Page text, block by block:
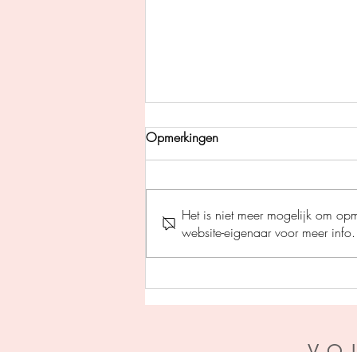
Aftermyth 1 - De doos van
Opmerkingen
Het is niet meer mogelijk om
website-eigenaar voor meer info.